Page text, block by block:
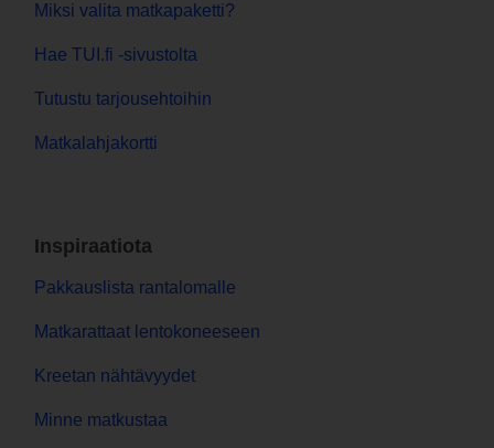
Miksi valita matkapaketti?
Hae TUI.fi -sivustolta
Tutustu tarjousehtoihin
Matkalahjakortti
Inspiraatiota
Pakkauslista rantalomalle
Matkarattaat lentokoneeseen
Kreetan nähtävyydet
Minne matkustaa